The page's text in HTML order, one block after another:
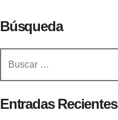
Búsqueda
Entradas Recientes